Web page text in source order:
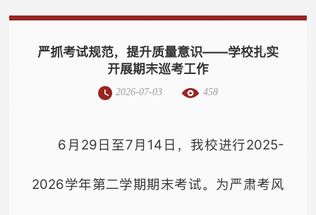
严抓考试规范，提升质量意识——学校扎实
开展期末巡考工作
2026-07-03 458
6月29日至7月14日，我校进行2025-
2026学年第二学期期末考试。为严肃考风